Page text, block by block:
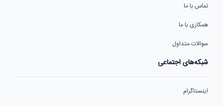
تماس با ما
همکاری با ما
سوالات متداول
شبکه‌های اجتماعی
اینستاگرام